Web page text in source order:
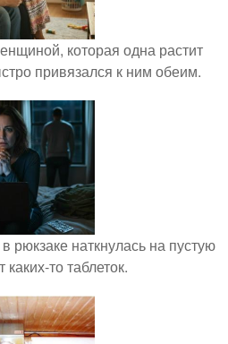
которая одна растит
привязался к ним обеим.
рюкзаке наткнулась на пустую
каких-то таблеток.